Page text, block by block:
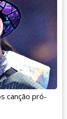
canção pró-